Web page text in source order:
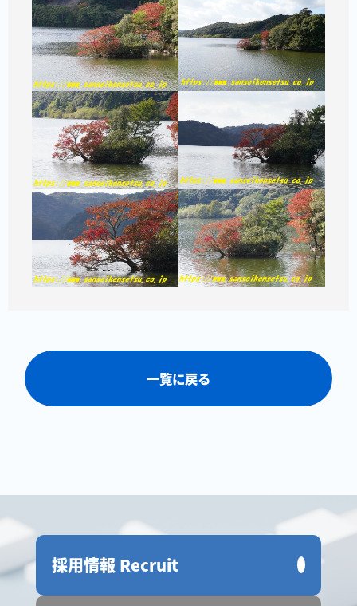
一覧に戻る
採用情報 Recruit